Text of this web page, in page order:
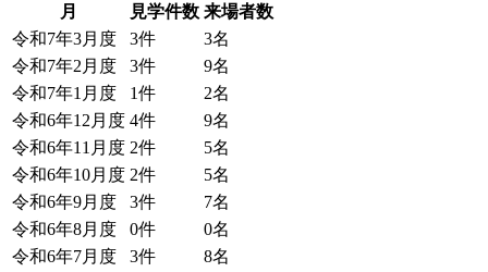
月
見学件数 来場者数
令和7年3月度
3件
3名
令和7年2月度
3件
9名
令和7年1月度
1件
2名
令和6年12月度 4件
9名
令和6年11月度 2件
5名
令和6年10月度 2件
5名
令和6年9月度
3件
7名
令和6年8月度
0件
0名
令和6年7月度
3件
8名